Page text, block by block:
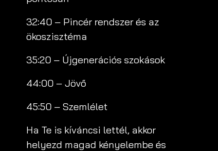
32:40 – Pincér rendszer és az
ökoszisztéma
35:20 – Újgenerációs szokások
44:00 – Jövő
45:50 – Szemlélet
Ha Te is kíváncsi lettél, akkor
helyezd magad kényelembe és